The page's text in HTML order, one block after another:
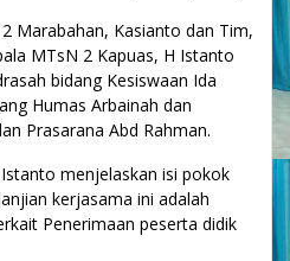
Marabahan, Kasianto dan Tim,
MTsN 2 Kapuas, H Istanto
bidang Kesiswaan Ida
Humas Arbainah dan
Prasarana Abd Rahman.
menjelaskan isi pokok
kerjasama ini adalah
Penerimaan peserta didik